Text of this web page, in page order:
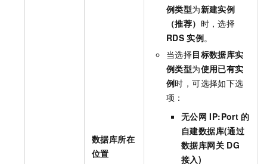
数据库所在
位置
例类型为新建实例
（推荐） 时，选择
RDS 实例。
当选择目标数据库实
例类型为使用已有实
例时，可选择如下选
项：
无公网 IP:Port 的
自建数据库(通过
数据库网关 DG
接入)